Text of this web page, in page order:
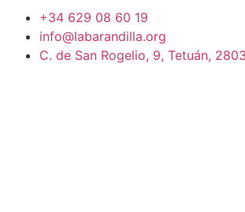
+34 629 08 60 19
info@labarandilla.org
C. de San Rogelio, 9, Tetuán,